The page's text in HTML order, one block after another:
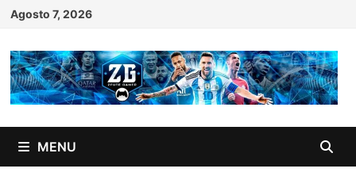
Skip
content
Agosto 7, 2026
MENU